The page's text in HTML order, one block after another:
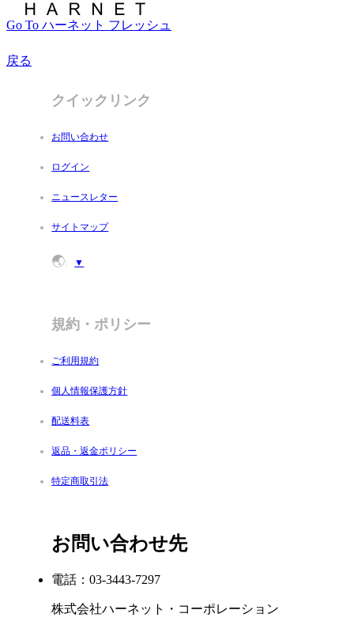
Go To ハーネット フレッシュ
戻る
クイックリンク
お問い合わせ
ログイン
ニュースレター
サイトマップ
🌏: ▼
規約・ポリシー
ご利用規約
個人情報保護方針
配送料表
返品・返金ポリシー
特定商取引法
お問い合わせ先
電話：03-3443-7297
株式会社ハーネット・コーポレーション